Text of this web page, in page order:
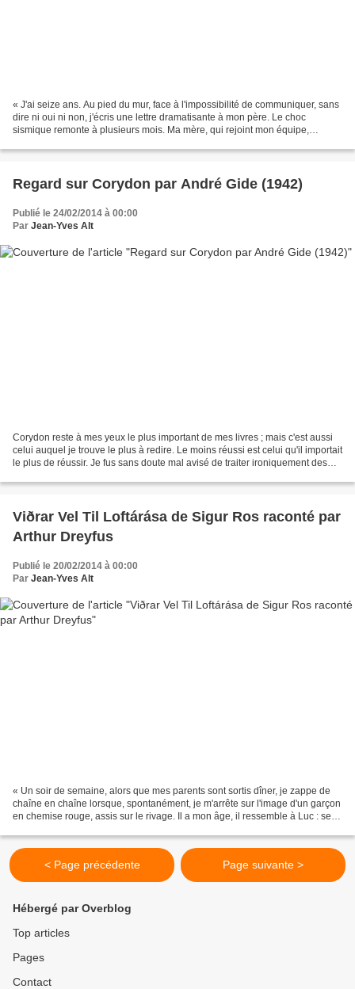
« J'ai seize ans. Au pied du mur, face à l'impossibilité de communiquer, sans
dire ni oui ni non, j'écris une lettre dramatisante à mon père. Le choc
sismique remonte à plusieurs mois. Ma mère, qui rejoint mon équipe,
Regard sur Corydon par André Gide (1942)
Publié le 24/02/2014 à 00:00
Par Jean-Yves Alt
Corydon reste à mes yeux le plus important de mes livres ; mais c'est aussi
celui auquel je trouve le plus à redire. Le moins réussi est celui qu'il importait
le plus de réussir. Je fus sans doute mal avisé de traiter ironiquement des
Viðrar Vel Til Loftárása de Sigur Ros raconté par
Arthur Dreyfus
Publié le 20/02/2014 à 00:00
Par Jean-Yves Alt
« Un soir de semaine, alors que mes parents sont sortis dîner, je zappe de
chaîne en chaîne lorsque, spontanément, je m'arrête sur l'image d'un garçon
en chemise rouge, assis sur le rivage. Il a mon âge, il ressemble à Luc : ses
< Page précédente Page suivante >
Hébergé par Overblog
Top articles
Pages
Contact